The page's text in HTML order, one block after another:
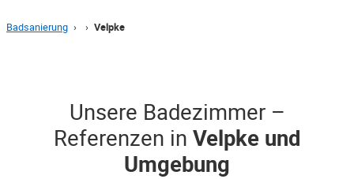
Badsanierung › › Velpke
Unsere Badezimmer –
Referenzen in Velpke und
Umgebung